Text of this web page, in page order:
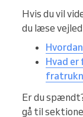
Hvis du vil
du læse
Hvad
Er du
gå til